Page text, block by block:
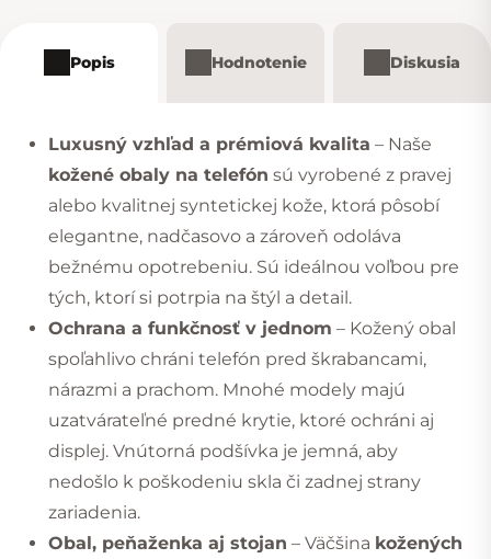
Popis Hodnotenie Diskusia
Luxusný vzhľad a prémiová kvalita – Naše
kožené obaly na telefón sú vyrobené z pravej
alebo kvalitnej syntetickej kože, ktorá pôsobí
elegantne, nadčasovo a zároveň odoláva
bežnému opotrebeniu. Sú ideálnou voľbou pre
tých, ktorí si potrpia na štýl a detail.
Ochrana a funkčnosť v jednom – Kožený obal
spoľahlivo chráni telefón pred škrabancami,
nárazmi a prachom. Mnohé modely majú
uzatvárateľné predné krytie, ktoré ochráni aj
displej. Vnútorná podšívka je jemná, aby
nedošlo k poškodeniu skla či zadnej strany
zariadenia.
Obal, peňaženka aj stojan – Väčšina kožených